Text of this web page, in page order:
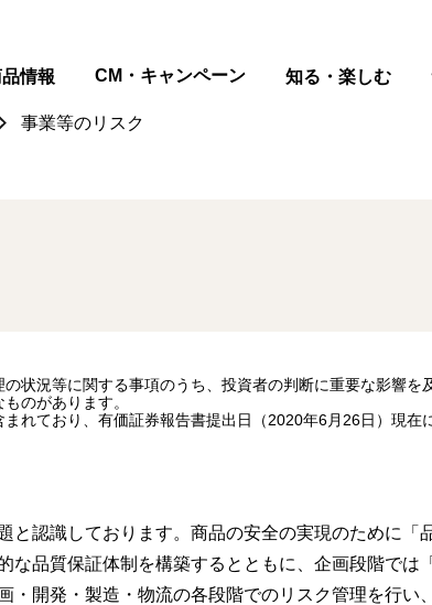
情報 CM・キャンペーン 知る・楽しむ
事業等のリスク
状況等に関する事項のうち、投資者の判断に重要な影響を
のがあります。
れており、有価証券報告書提出日（2020年6月26日）現在
と認識しております。商品の安全の実現のために「
な品質保証体制を構築するとともに、企画段階では
・開発・製造・物流の各段階でのリスク管理を行い